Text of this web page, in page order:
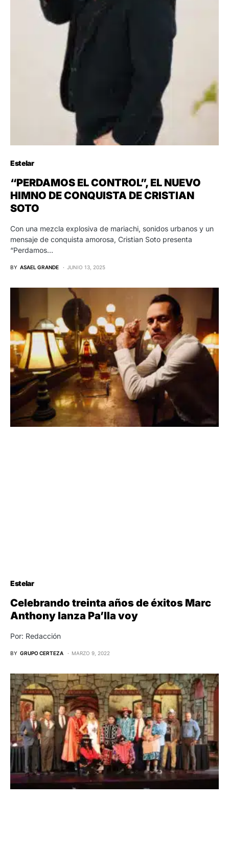
Estelar
“PERDAMOS EL CONTROL”, EL NUEVO
HIMNO DE CONQUISTA DE CRISTIAN
SOTO
Con una mezcla explosiva de mariachi, sonidos urbanos y un
mensaje de conquista amorosa, Cristian Soto presenta
“Perdamos…
BY ASAEL GRANDE JUNIO 13, 2025
Estelar
Celebrando treinta años de éxitos Marc
Anthony lanza Pa’lla voy
Por: Redacción
BY GRUPO CERTEZA MARZO 9, 2022